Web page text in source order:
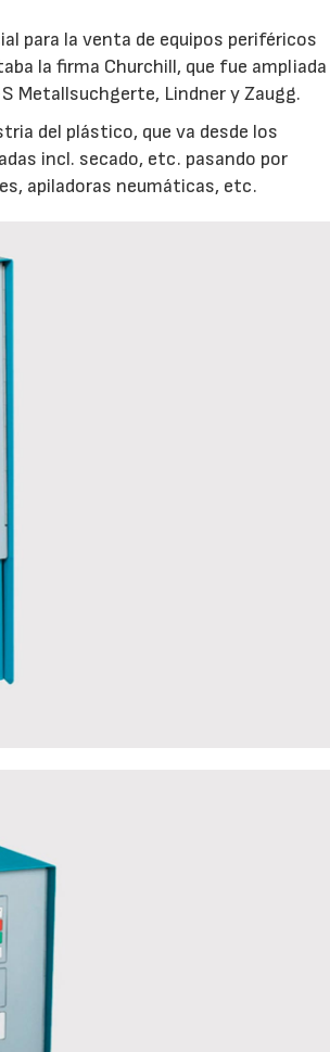
para la venta de equipos periféricos
la firma Churchill, que fue ampliada
Metallsuchgerte, Lindner y Zaugg.
del plástico, que va desde los
incl. secado, etc. pasando por
apiladoras neumáticas, etc.